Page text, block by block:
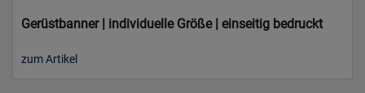
Gerüstbanner | individuelle Größe | einseitig bedruckt
zum Artikel